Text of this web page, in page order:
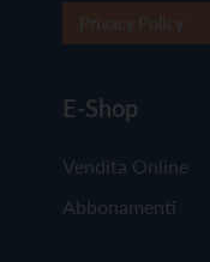
E-Shop
Vendita Online
Abbonamenti